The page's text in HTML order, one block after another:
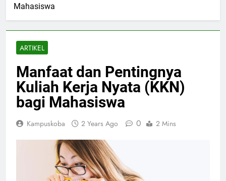
Mahasiswa
ARTIKEL
Manfaat dan Pentingnya
Kuliah Kerja Nyata (KKN)
bagi Mahasiswa
Kampuskoba 2 Years Ago 0 2 Mins